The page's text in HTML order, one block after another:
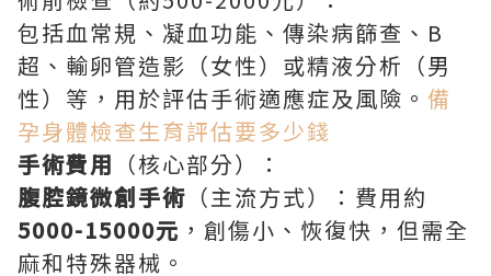
包括血常規、凝血功能、傳染病篩查、B
超、輸卵管造影（女性）或精液分析（男
性）等，用於評估手術適應症及風險。 備
孕身體檢查生育評估要多少錢
手術費用 （核心部分）：
腹腔鏡微創手術 （主流方式）：費用約
5000-15000元 ，創傷小、恢復快，但需全
麻和特殊器械。